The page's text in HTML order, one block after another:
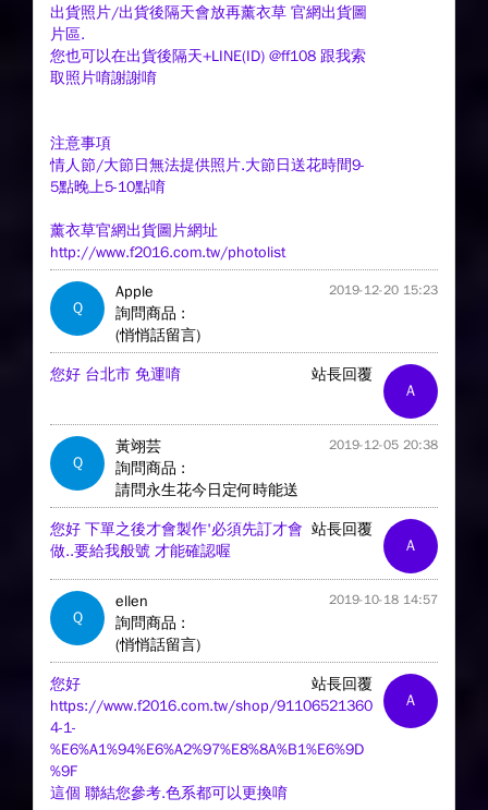
出貨照片/出貨後隔天會放再薰衣草 官網出貨圖
片區.
您也可以在出貨後隔天+LINE(ID) @ff108 跟我索
取照片唷謝謝唷
注意事項
情人節/大節日無法提供照片.大節日送花時間9-
5點晚上5-10點唷
薰衣草官網出貨圖片網址
http://www.f2016.com.tw/photolist
Q
Apple 2019-12-20 15:23
詢問商品 :
(悄悄話留言)
A
站長回覆
您好 台北市 免運唷
Q
黃翊芸 2019-12-05 20:38
詢問商品 :
請問永生花今日定何時能送
A
站長回覆
您好 下單之後才會製作'必須先訂才會
做..要給我般號 才能確認喔
Q
ellen 2019-10-18 14:57
詢問商品 :
(悄悄話留言)
A
站長回覆
您好
https://www.f2016.com.tw/shop/91106521360
4-1-
%E6%A1%94%E6%A2%97%E8%8A%B1%E6%9D
%9F
這個 聯結您參考.色系都可以更換唷